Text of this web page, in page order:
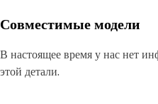
Совместимые модели
В настоящее время у нас нет
этой детали.